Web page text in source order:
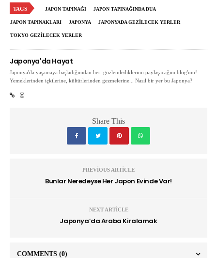
TAGS JAPON TAPINAĞI JAPON TAPINAĞINDA DUA
JAPON TAPINAKLARI JAPONYA JAPONYADA GEZILECEK YERLER
TOKYO GEZILECEK YERLER
Japonya'da Hayat
Japonya'da yaşamaya başladığımdan beri gözlemlediklerimi paylaşacağım blog'um!
Yemeklerinden içkilerine, kültürlerinden gezmelerine... Nasıl bir yer bu Japonya?
Share This
PREVIOUS ARTICLE
Bunlar Neredeyse Her Japon Evinde Var!
NEXT ARTICLE
Japonya’da Araba Kiralamak
COMMENTS (0)